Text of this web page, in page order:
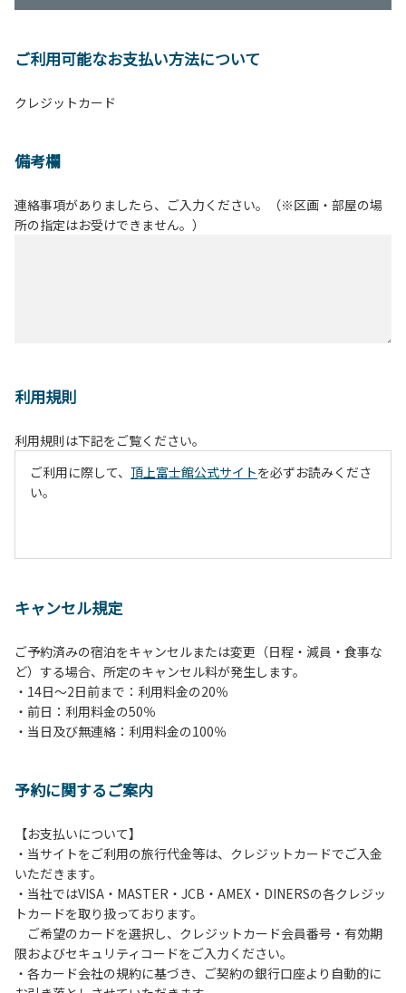
ご利用可能なお支払い方法について
クレジットカード
備考欄
連絡事項がありましたら、ご入力ください。（※区画・部屋の場
所の指定はお受けできません。）
利用規則
利用規則は下記をご覧ください。
ご利用に際して、 頂上富士館公式サイトを必ずお読みくださ
い。
キャンセル規定
ご予約済みの宿泊をキャンセルまたは変更（日程・減員・食事な
ど）する場合、所定のキャンセル料が発生します。
・14日～2日前まで：利用料金の20％
・前日：利用料金の50％
・当日及び無連絡：利用料金の100％
予約に関するご案内
【お支払いについて】
・当サイトをご利用の旅行代金等は、クレジットカードでご入金
いただきます。
・当社ではVISA・MASTER・JCB・AMEX・DINERSの各クレジッ
トカードを取り扱っております。
ご希望のカードを選択し、クレジットカード会員番号・有効期
限およびセキュリティコードをご入力ください。
・各カード会社の規約に基づき、ご契約の銀行口座より自動的に